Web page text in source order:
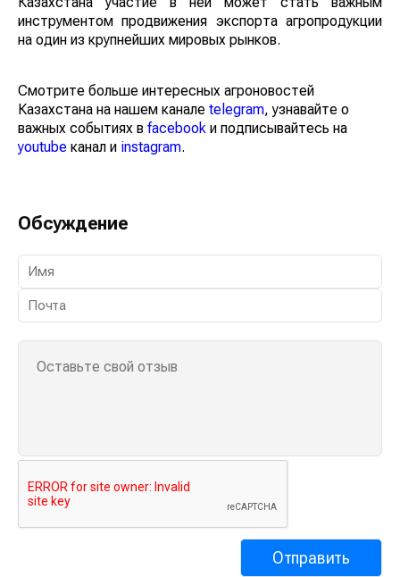
Казахстана участие в ней может стать важным
инструментом продвижения экспорта агропродукции
Смотрите больше интересных агроновостей
Казахстана на нашем каналеtelegram, узнавайте о
важных событиях вfacebook